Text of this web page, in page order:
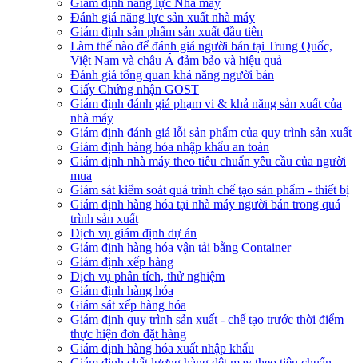
Đánh giá năng lực sản xuất nhà máy
Giám định sản phẩm sản xuất đầu tiên
Làm thế nào để đánh giá người bán tại Trung Quốc,
Việt Nam và châu Á đảm bảo và hiệu quả
Đánh giá tổng quan khả năng người bán
Giấy Chứng nhận GOST
Giám định đánh giá phạm vi & khả năng sản xuất của
nhà máy
Giám định đánh giá lỗi sản phẩm của quy trình sản xuất
Giám định hàng hóa nhập khẩu an toàn
Giám định nhà máy theo tiêu chuẩn yêu cầu của người
mua
Giám sát kiểm soát quá trình chế tạo sản phẩm - thiết bị
Giám định hàng hóa tại nhà máy người bán trong quá
trình sản xuất
Dịch vụ giám định dự án
Giám định hàng hóa vận tải bằng Container
Giám định xếp hàng
Dịch vụ phân tích, thử nghiệm
Giám định hàng hóa
Giám sát xếp hàng hóa
Giám định quy trình sản xuất - chế tạo trước thời điểm
thực hiện đơn đặt hàng
Giám định hàng hóa xuất nhập khẩu